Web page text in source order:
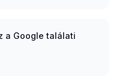
a Google találati